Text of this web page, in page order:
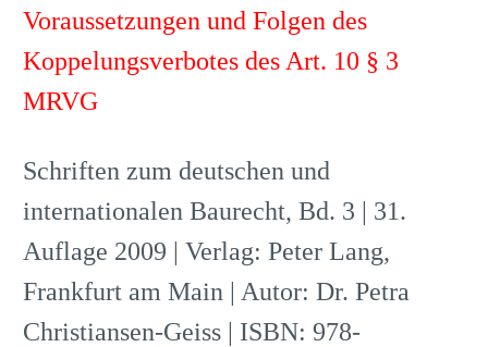
Voraussetzungen und Folgen des
Koppelungsverbotes des Art. 10 § 3
MRVG
Schriften zum deutschen und
internationalen Baurecht, Bd. 3 | 31.
Auflage 2009 | Verlag: Peter Lang,
Frankfurt am Main | Autor: Dr. Petra
Christiansen-Geiss | ISBN: 978-